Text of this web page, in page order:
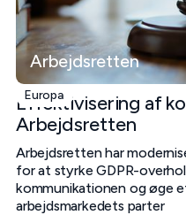
Arbejdsretten
Europa
Effektivisering af
Arbejdsretten
Arbejdsretten har
for at styrke GDPR-
kommunikationen og øge
arbejdsmarkedets parter